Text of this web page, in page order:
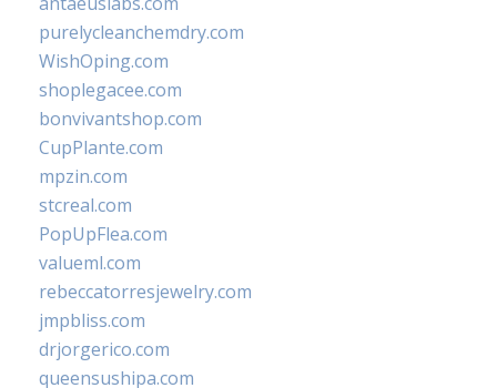
purelycleanchemdry.com
WishOping.com
shoplegacee.com
bonvivantshop.com
CupPlante.com
mpzin.com
stcreal.com
PopUpFlea.com
valueml.com
rebeccatorresjewelry.com
jmpbliss.com
drjorgerico.com
queensushipa.com